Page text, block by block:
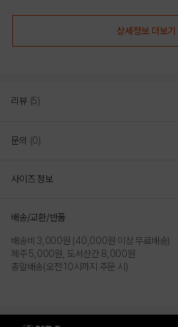
풍성한 핏
헤리티지 느낌을 줌
상세정보 더보기
리뷰 (5)
문의 (0)
사이즈 정보
배송/교환/반품
배송비 3,000원 (40,000원 이상 무료배송)
제주 5,000원, 도서산간 8,000원
총알배송(오전 10시까지 주문 시)